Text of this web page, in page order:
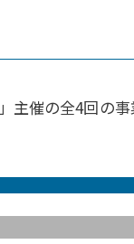
主催の全4回の